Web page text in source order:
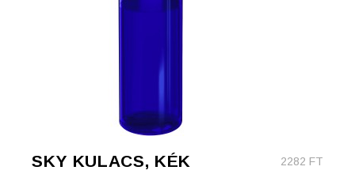
SKY KULACS, KÉK 2282 FT